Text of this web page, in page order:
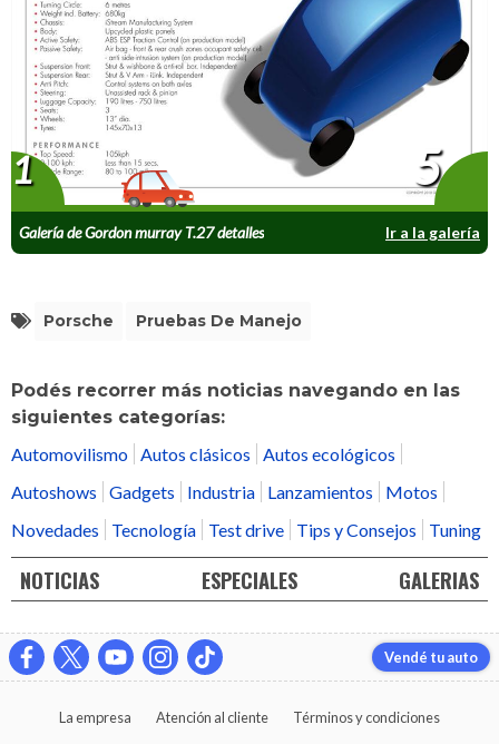
Galería de Gordon murray T.27 detalles Ir a la galería
1 5
Porsche Pruebas De Manejo
Podés recorrer más noticias navegando en las
siguientes categorías:
Automovilismo Autos clásicos
Autos ecológicos
Autoshows
Gadgets Industria Lanzamientos
Motos
Novedades
Tecnología Test drive Tips y Consejos Tuning
NOTICIAS ESPECIALES GALERIAS
Vendé tu auto
La empresa Atención al cliente Términos y condiciones